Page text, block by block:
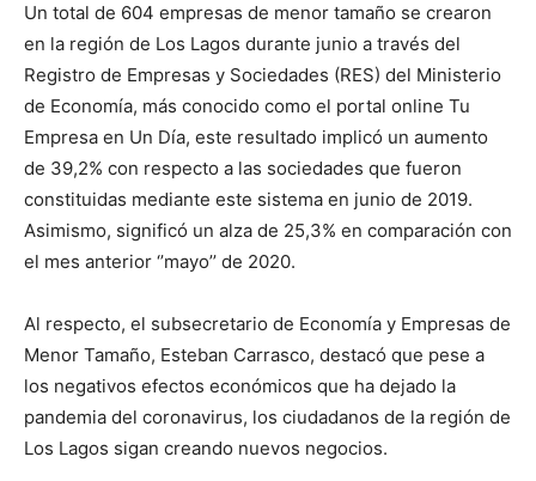
Un total de 604 empresas de menor tamaño se crearon
en la región de Los Lagos durante junio a través del
Registro de Empresas y Sociedades (RES) del Ministerio
de Economía, más conocido como el portal online Tu
Empresa en Un Día, este resultado implicó un aumento
de 39,2% con respecto a las sociedades que fueron
constituidas mediante este sistema en junio de 2019.
Asimismo, significó un alza de 25,3% en comparación con
el mes anterior ‘’mayo’’ de 2020.
Al respecto, el subsecretario de Economía y Empresas de
Menor Tamaño, Esteban Carrasco, destacó que pese a
los negativos efectos económicos que ha dejado la
pandemia del coronavirus, los ciudadanos de la región de
Los Lagos sigan creando nuevos negocios.